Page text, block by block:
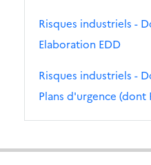
Risques industriels -
Elaboration EDD
Risques industriels -
Plans d'urgence (dont